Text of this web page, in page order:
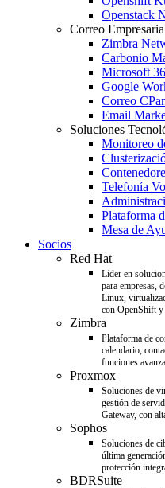
Openstack
Correo
Zimbra
Carbonio
Microsoft
Google
Correo
Email
Soluciones
Monitoreo
Telefonía
Plataforma
Mesa de
Socios
Red Hat
Líder en
para empresas,
Linux,
con OpenShift
Zimbra
Plataforma de
calendario,
funciones
Proxmox
Soluciones de
gestión de
Gateway, con
Sophos
Soluciones de
última
protección
BDRSuite